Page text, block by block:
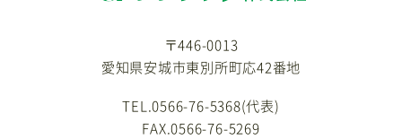
〒446-0013
愛知県安城市東別所町応42番地
TEL.0566-76-5368(代表)
FAX.0566-76-5269